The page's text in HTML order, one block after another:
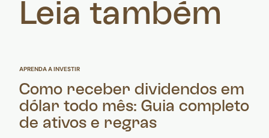
Leia também
APRENDA A INVESTIR
Como receber dividendos em
dólar todo mês: Guia completo
de ativos e regras